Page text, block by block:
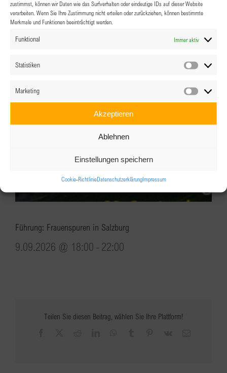
zustimmst, können wir Daten wie das Surfverhalten oder eindeutige IDs auf dieser Website
verarbeiten. Wenn Sie Ihre Zustimmung nicht erteilen oder zurückziehen, können bestimmte
Merkmale und Funktionen beeinträchtigt werden.
Funktional Immer aktiv
Statistiken
Marketing
Akzeptieren
Ablehnen
Einstellungen speichern
Cookie-RichtlinieDatenschutzerklärungImpressum
BPW Salzburg – SOMMER-SEITEN
Führung: Frauenspuren in Salzburg
9.09.2026 @ 18:00 - 22:00
Teilen Sie diesen Beitrag, wählen Sie Ihre Plattform!